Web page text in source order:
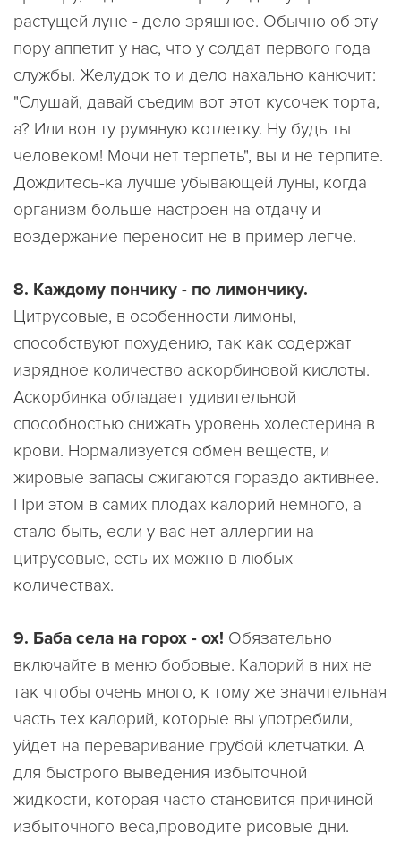
растущей луне - дело зряшное. Обычно об эту
пору аппетит у нас, что у солдат первого года
службы. Желудок то и дело нахально канючит:
"Слушай, давай съедим вот этот кусочек торта,
а? Или вон ту румяную котлетку. Ну будь ты
человеком! Мочи нет терпеть", вы и не терпите.
Дождитесь-ка лучше убывающей луны, когда
организм больше настроен на отдачу и
воздержание переносит не в пример легче.
8. Каждому пончику - по лимончику.
Цитрусовые, в особенности лимоны,
способствуют похудению, так как содержат
изрядное количество аскорбиновой кислоты.
Аскорбинка обладает удивительной
способностью снижать уровень холестерина в
крови. Нормализуется обмен веществ, и
жировые запасы сжигаются гораздо активнее.
При этом в самих плодах калорий немного, а
стало быть, если у вас нет аллергии на
цитрусовые, есть их можно в любых
количествах.
9. Баба села на горох - ох! Обязательно
включайте в меню бобовые. Калорий в них не
так чтобы очень много, к тому же значительная
часть тех калорий, которые вы употребили,
уйдет на переваривание грубой клетчатки. А
для быстрого выведения избыточной
жидкости, которая часто становится причиной
избыточного веса,проводите рисовые дни.